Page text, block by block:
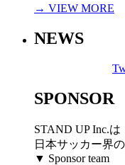
→ VIEW MORE
NEWS
SPONSOR
STAND UP Inc.は
日本サッカー界
▼ Sponsor team